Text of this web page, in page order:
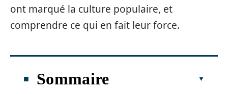
ont marqué la culture populaire, et
comprendre ce qui en fait leur force.
Sommaire